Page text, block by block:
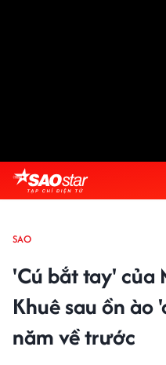
SAO
'Cú bắt tay' của
Khuê sau ồn ào
năm về trước